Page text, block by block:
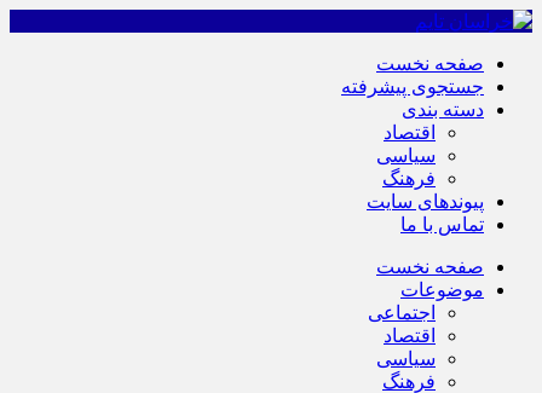
صفحه نخست
جستجوی پیشرفته
دسته بندی
اقتصاد
سیاسی
فرهنگ
پیوندهای سایت
تماس با ما
صفحه نخست
موضوعات
اجتماعی
اقتصاد
سیاسی
فرهنگ